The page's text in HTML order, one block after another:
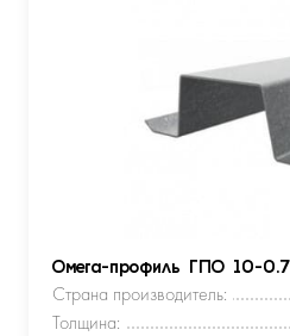
Омега-профиль ГПО 10-0.7
Страна производитель:
Толщина: